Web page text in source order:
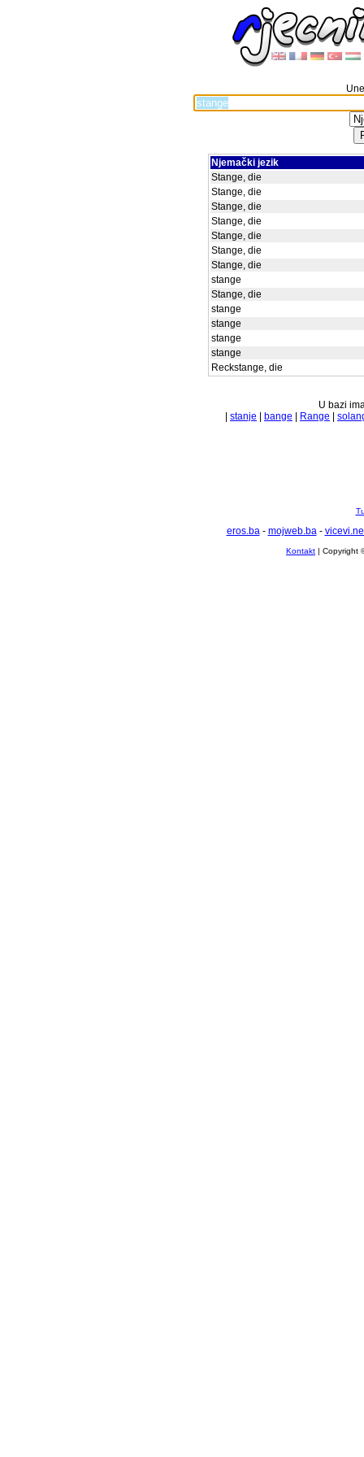
Njemački jezik
Stange, die
Stange, die
Stange, die
Stange, die
Stange, die
Stange, die
Stange, die
stange
Stange, die
stange
stange
stange
stange
Reckstange, die
U bazi
stanje bange Range
eros.ba- mojweb.ba-
Kontakt | Copyright